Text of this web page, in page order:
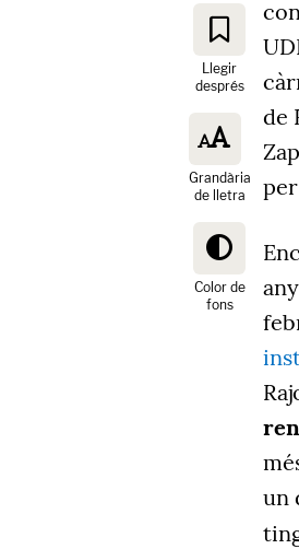
Llegir
després
Grandària
de lletra
Color de
fons
de
un